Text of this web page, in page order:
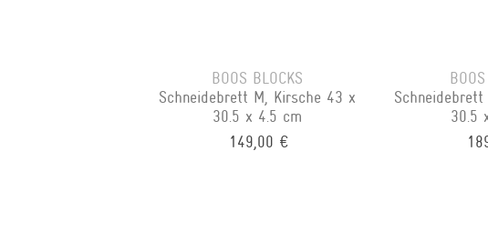
BOOS BLOCKS
Schneidebrett M, Kirsche 43 x
30.5 x 4.5 cm
149,00 €
30.5